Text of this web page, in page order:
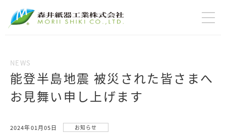
能登半島地震 被災された皆さまへ
お見舞い申し上げます
2024年01月05日 お知らせ